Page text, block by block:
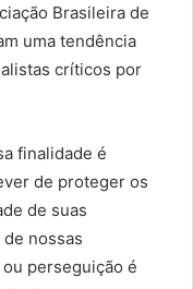
Brasileira de
uma tendência
críticos por
finalidade é
de proteger os
de suas
nossas
perseguição é